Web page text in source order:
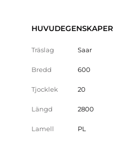
HUVUDEGENSKAPER
Träslag Saar
Bredd 600
Tjocklek 20
Längd 2800
Lamell PL